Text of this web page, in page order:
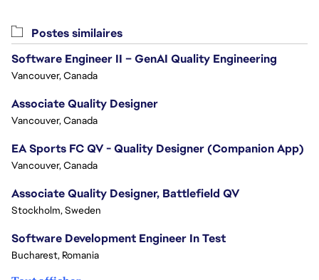
Postes similaires
Software Engineer II – GenAI Quality Engineering
Vancouver, Canada
Associate Quality Designer
Vancouver, Canada
EA Sports FC QV - Quality Designer (Companion App)
Vancouver, Canada
Associate Quality Designer, Battlefield QV
Stockholm, Sweden
Software Development Engineer In Test
Bucharest, Romania